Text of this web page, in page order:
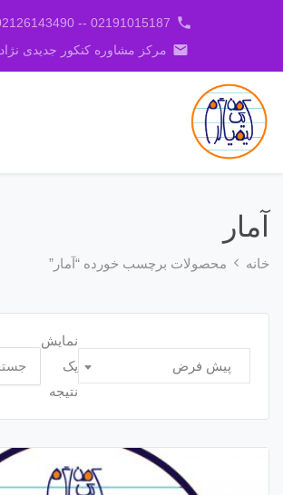
phone
02191015187 -- 02126143490
email مرکز مشاوره کنکور جدیدی نژاد
آمار
خانه محصولات برچسب خورده “آمار”
پیش فرض
نمایش
یک
نتیجه برای: